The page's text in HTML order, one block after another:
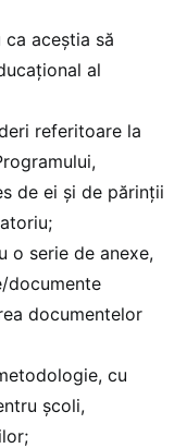
aceștia să
al
referitoare la
de ei și de părinții
o serie de anexe,
documente
documentelor
cu
școli,